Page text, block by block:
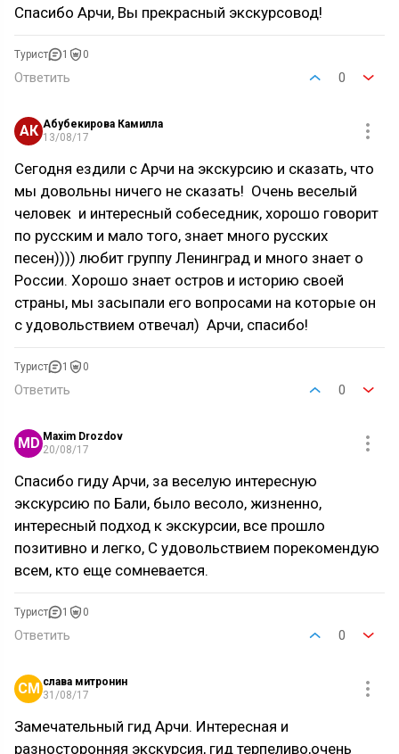
Спасибо Арчи, Вы прекрасный экскурсовод!
Турист 1 0
Ответить 0
АК Абубекирова Камилла
13/08/17
Сегодня ездили с Арчи на экскурсию и сказать, что
мы довольны ничего не сказать! Очень веселый
человек и интересный собеседник, хорошо говорит
по русским и мало того, знает много русских
песен)))) любит группу Ленинград и много знает о
России. Хорошо знает остров и историю своей
страны, мы засыпали его вопросами на которые он
с удовольствием отвечал) Арчи, спасибо!
Турист 1 0
Ответить 0
MD Maxim Drozdov
20/08/17
Спасибо гиду Арчи, за веселую интересную
экскурсию по Бали, было весоло, жизненно,
интересный подход к экскурсии, все прошло
позитивно и легко, С удовольствием порекомендую
всем, кто еще сомневается.
Турист 1 0
Ответить 0
СМ слава митронин
31/08/17
Замечательный гид Арчи. Интересная и
разносторонняя экскурсия, гид терпеливо,очень